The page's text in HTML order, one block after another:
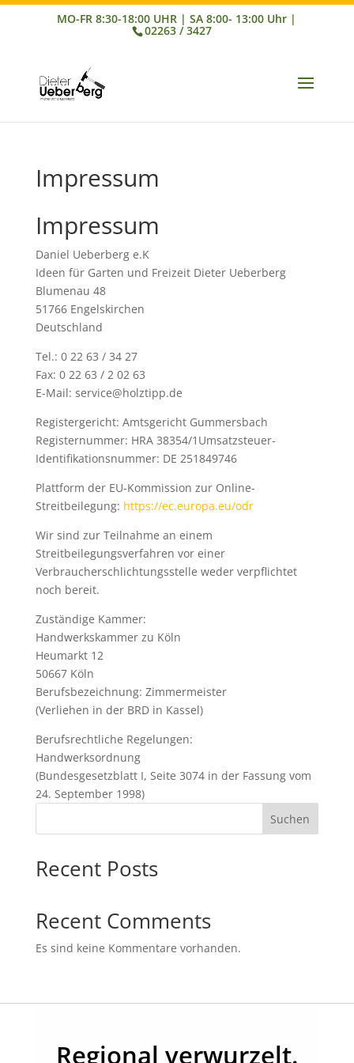
02263 / 3427
Impressum
Impressum
Daniel Ueberberg e.K
Ideen für Garten und Freizeit Dieter Ueberberg
Blumenau 48
51766 Engelskirchen
Deutschland
Tel.: 0 22 63 / 34 27
Fax: 0 22 63 / 2 02 63
E-Mail: service@holztipp.de
Registergericht: Amtsgericht Gummersbach
Registernummer: HRA 38354/1Umsatzsteuer-
Identifikationsnummer: DE 251849746
Plattform der EU-Kommission zur Online-
Streitbeilegung: https://ec.europa.eu/odr
Wir sind zur Teilnahme an einem
Streitbeilegungsverfahren vor einer
Verbraucherschlichtungsstelle weder verpflichtet
noch bereit.
Zuständige Kammer:
Handwerkskammer zu Köln
Heumarkt 12
50667 Köln
Berufsbezeichnung: Zimmermeister
(Verliehen in der BRD in Kassel)
Berufsrechtliche Regelungen:
Handwerksordnung
(Bundesgesetzblatt I, Seite 3074 in der Fassung vom
24. September 1998)
Suchen
Recent Posts
Recent Comments
Es sind keine Kommentare vorhanden.
Regional verwurzelt.